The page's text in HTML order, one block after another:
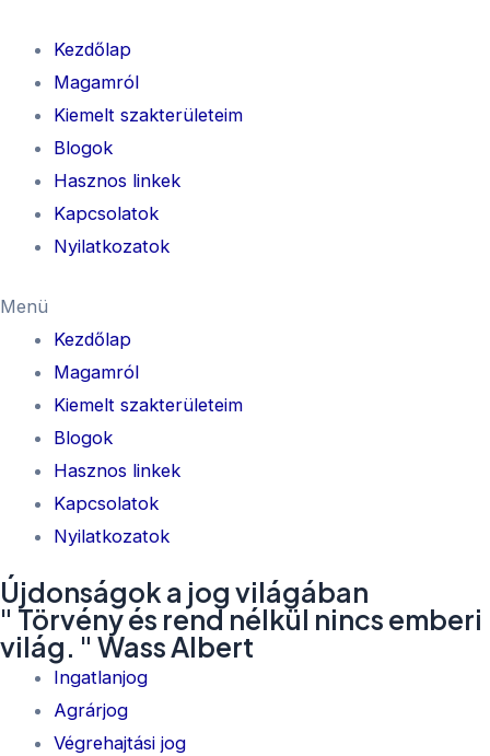
Kezdőlap
Magamról
Kiemelt szakterületeim
Blogok
Hasznos linkek
Kapcsolatok
Nyilatkozatok
Menü
Kezdőlap
Magamról
Kiemelt szakterületeim
Blogok
Hasznos linkek
Kapcsolatok
Nyilatkozatok
Újdonságok a jog világában
" Törvény és rend nélkül nincs emberi
világ. " Wass Albert
Ingatlanjog
Agrárjog
Végrehajtási jog